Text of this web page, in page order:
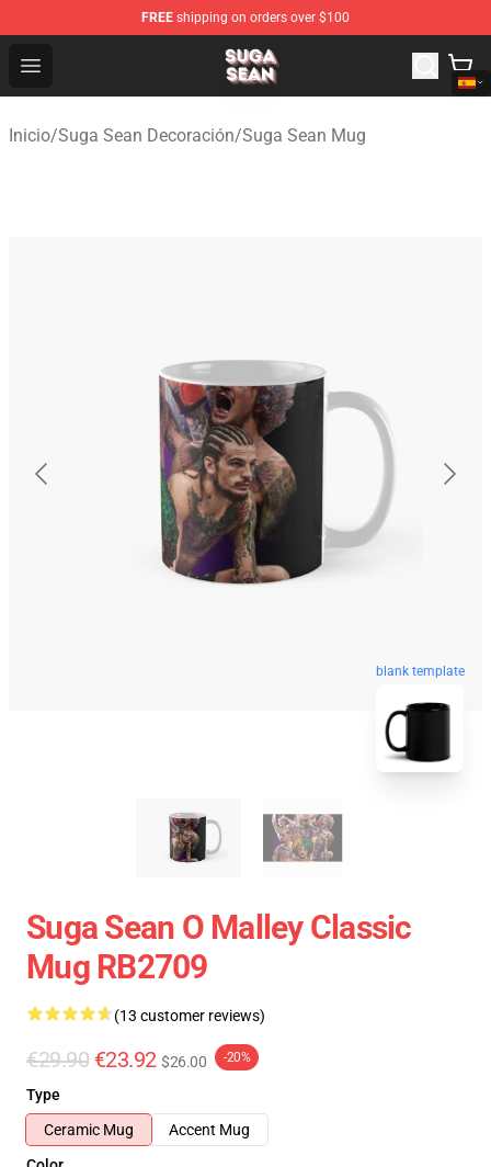
FREE shipping on orders over $100
Open menu
Suga Sean Shop - Official Suga Sean Merchandise Store
Inicio/Suga Sean Decoración/Suga Sean Mug
blank template
Suga Sean O Malley Classic
Mug RB2709
(13 customer reviews)
€29.90 €23.92 $26.00 -20%
Type
Ceramic Mug
Accent Mug